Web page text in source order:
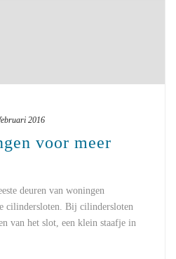
2016
voor meer
deuren van woningen
cilindersloten. Bij cilindersloten
van het slot, een klein staafje in